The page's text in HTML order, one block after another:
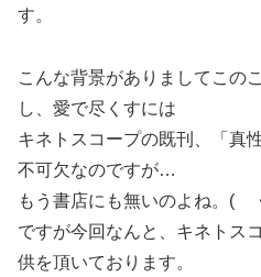
す。
こんな背景がありましてこの
し、愛で尽くすには
キネトスコープの既刊、「真
不可欠なのですが…
もう書店にも無いのよね。(
ですが今回なんと、キネトス
供を頂いております。